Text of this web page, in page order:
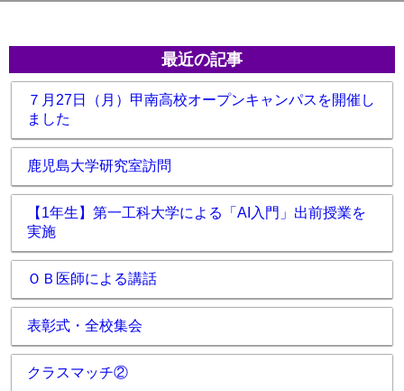
最近の記事
７月27日（月）甲南高校オープンキャンパスを開催し
ました
鹿児島大学研究室訪問
【1年生】第一工科大学による「AI入門」出前授業を
実施
ＯＢ医師による講話
表彰式・全校集会
クラスマッチ②